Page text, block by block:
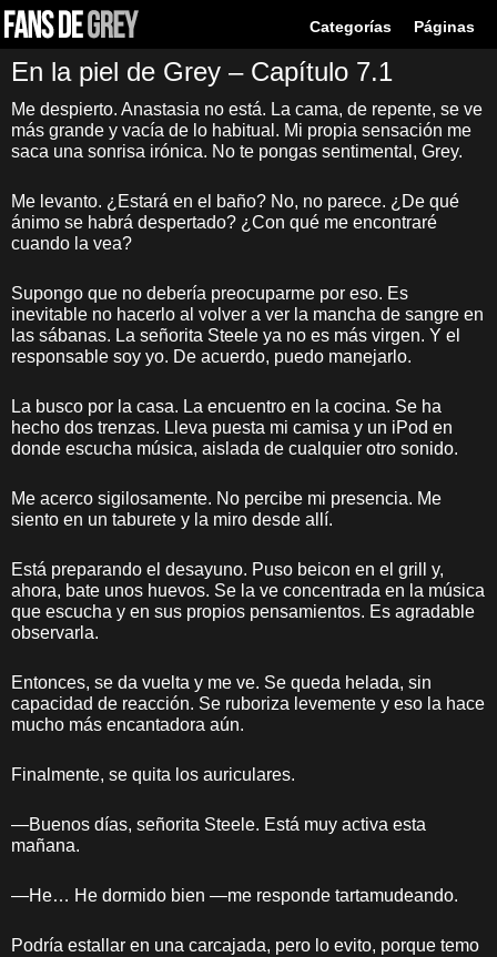
Categorías Páginas
En la piel de Grey – Capítulo 7.1
Me despierto. Anastasia no está. La cama, de repente, se ve
más grande y vacía de lo habitual. Mi propia sensación me
saca una sonrisa irónica. No te pongas sentimental, Grey.
Me levanto. ¿Estará en el baño? No, no parece. ¿De qué
ánimo se habrá despertado? ¿Con qué me encontraré
cuando la vea?
Supongo que no debería preocuparme por eso. Es
inevitable no hacerlo al volver a ver la mancha de sangre en
las sábanas. La señorita Steele ya no es más virgen. Y el
responsable soy yo. De acuerdo, puedo manejarlo.
La busco por la casa. La encuentro en la cocina. Se ha
hecho dos trenzas. Lleva puesta mi camisa y un iPod en
donde escucha música, aislada de cualquier otro sonido.
Me acerco sigilosamente. No percibe mi presencia. Me
siento en un taburete y la miro desde allí.
Está preparando el desayuno. Puso beicon en el grill y,
ahora, bate unos huevos. Se la ve concentrada en la música
que escucha y en sus propios pensamientos. Es agradable
observarla.
Entonces, se da vuelta y me ve. Se queda helada, sin
capacidad de reacción. Se ruboriza levemente y eso la hace
mucho más encantadora aún.
Finalmente, se quita los auriculares.
—Buenos días, señorita Steele. Está muy activa esta
mañana.
—He… He dormido bien —me responde tartamudeando.
Podría estallar en una carcajada, pero lo evito, porque temo